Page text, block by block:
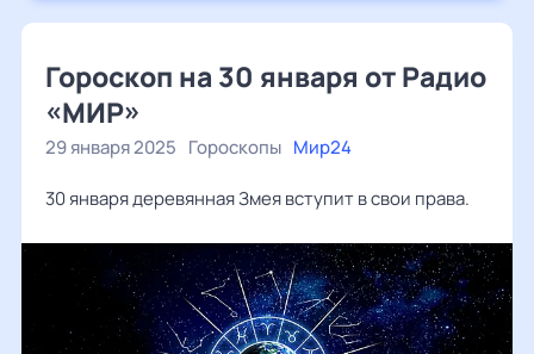
Гороскоп на 30 января от Радио
«МИР»
29 января 2025 Гороскопы Мир24
30 января деревянная Змея вступит в свои права.